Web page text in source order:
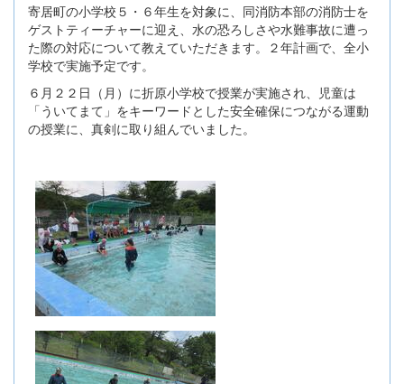
寄居町の小学校５・６年生を対象に、同消防本部の消防士を
ゲストティーチャーに迎え、水の恐ろしさや水難事故に遭っ
た際の対応について教えていただきます。２年計画で、全小
学校で実施予定です。
６月２２日（月）に折原小学校で授業が実施され、児童は
「ういてまて」をキーワードとした安全確保につながる運動
の授業に、真剣に取り組んでいました。